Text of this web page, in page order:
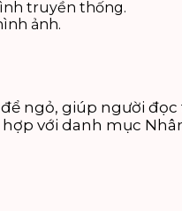
truyền thống.
ảnh.
ngỏ, giúp người
với danh mục